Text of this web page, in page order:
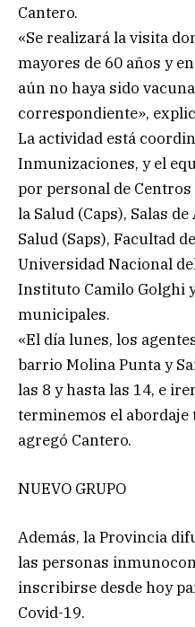
Cantero.
«Se realizará la visita
mayores de 60 años y
aún no haya sido
correspondiente»,
La actividad está
Inmunizaciones, y el
por personal de
la Salud (Caps), Salas
Salud (Saps), Facultad
Universidad Nacional
Instituto Camilo Golghi
municipales.
«El día lunes, los
barrio Molina Punta y
las 8 y hasta las 14, e
terminemos el
agregó Cantero.
NUEVO GRUPO
Además, la Provincia
las personas
inscribirse desde hoy
Covid-19.